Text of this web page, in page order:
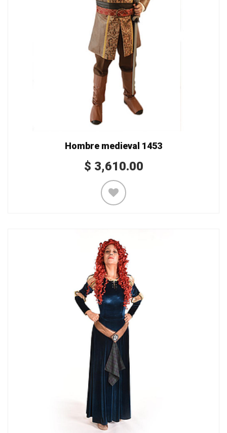
Hombre medieval 1453
$ 3,610.00